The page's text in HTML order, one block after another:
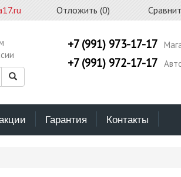
Отложить (0)
+7 (991) 973-17-17
+7 (991) 972-17-17
Гарантия Контакты